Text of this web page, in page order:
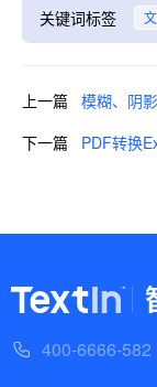
关键词标签
上一篇 模糊、阴
下一篇
PDF转换
400-6666-582